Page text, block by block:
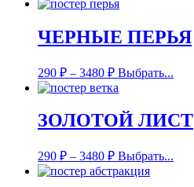
ЧЕРНЫЕ ПЕРЬЯ
290 ₽ – 3480 ₽ Выбрать...
ЗОЛОТОЙ ЛИСТ
290 ₽ – 3480 ₽ Выбрать...